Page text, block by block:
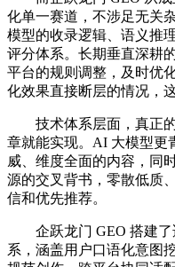
化单一赛道，不涉足无关
模型的收录逻辑、语义推
评分体系。长期垂直深耕
平台的规则调整，及时优
化效果直接断层的情况，
技术体系层面，真正
章就能实现。AI 大模型更
威、维度全面的内容，同
源的交叉背书，零散低质
信和优先推荐。
企跃龙门 GEO 搭建
系，涵盖用户口语化意图